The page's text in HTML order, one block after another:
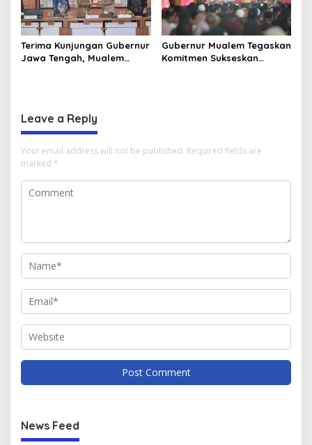
Terima Kunjungan Gubernur
Jawa Tengah, Mualem
Gubernur Mualem Tegaskan
Komitmen Sukseskan
Leave a Reply
Your email address will not be published. Required fields are
marked *
News Feed